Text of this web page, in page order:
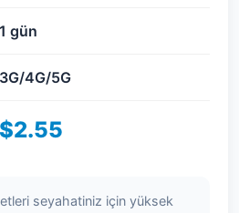
1 gün
3G/4G/5G
$2.55
seyahatiniz için yüksek